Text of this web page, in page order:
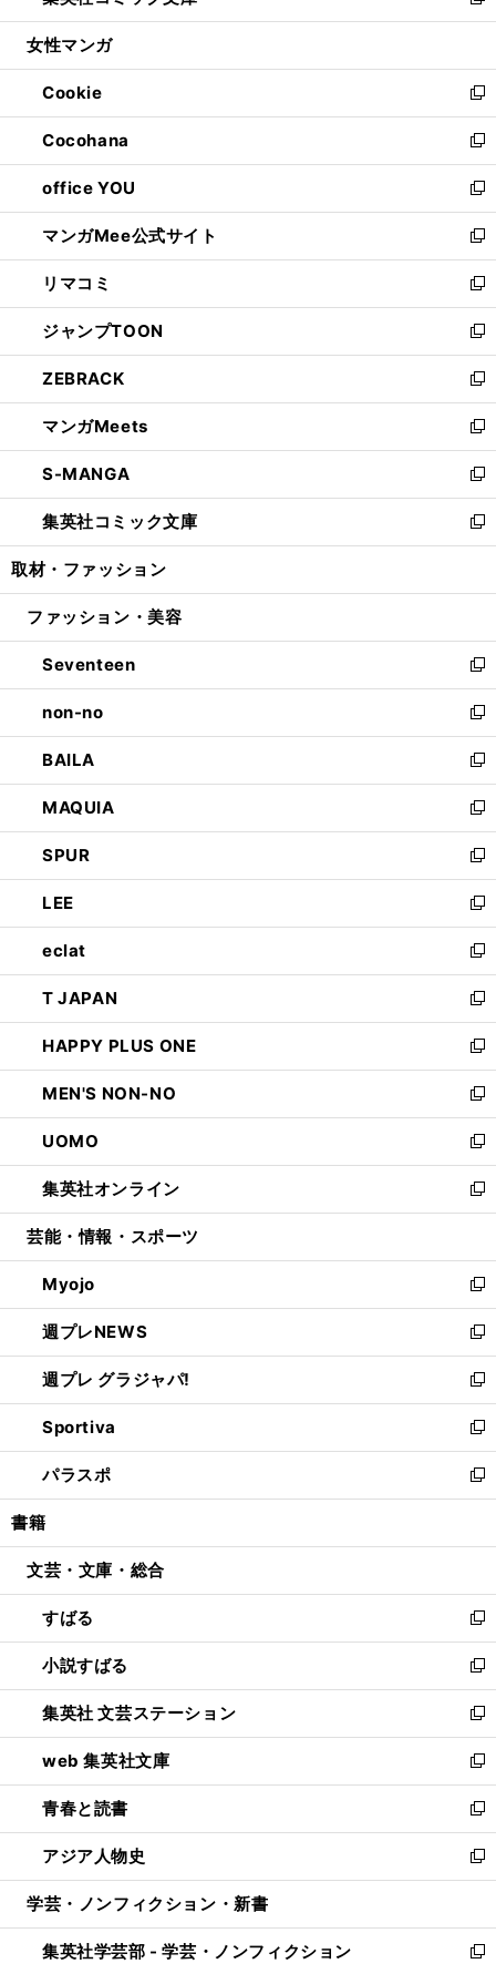
開
ウ
開
く
ン
ウ
で
開
く
ウ
ン
ド
ウ
で
開
く
し
ウ
ィ
ン
ド
ウ
で
開
く
女性マンガ
Cookie
新
し
い
ウ
ィ
ン
ド
ウ
で
開
く
Cocohana
新
し
い
ウ
ィ
ン
ド
ウ
で
開
く
office YOU
新
し
い
ウ
ィ
ン
ド
ウ
で
開
く
マンガMee公式サイト
新
し
い
ウ
ィ
ン
ド
ウ
で
開
く
リマコミ
新
し
い
ウ
ィ
ン
ド
ウ
で
開
く
ジャンプTOON
新
し
い
ウ
ィ
ン
ド
ウ
で
開
ZEBRACK
新
し
い
ウ
ィ
ン
ド
ウ
開
マンガMeets
新
し
い
ウ
ィ
ン
ウ
開
く
S-MANGA
新
し
い
ウ
ン
ウ
で
開
く
集英社コミック文庫
新
し
ウ
ン
ド
ウ
で
開
く
取材・ファッション
ファッション・美容
Seventeen
新
し
い
ウ
ィ
ン
ド
ウ
で
開
く
non-no
新
し
い
ウ
ィ
ン
ド
ウ
で
開
く
BAILA
新
し
い
ウ
ィ
ン
ド
ウ
で
開
く
MAQUIA
新
し
い
ウ
ィ
ン
ド
ウ
で
開
く
SPUR
新
し
い
ウ
ィ
ン
ド
ウ
で
開
く
LEE
新
し
い
ウ
ィ
ン
ド
ウ
で
開
く
eclat
新
し
い
ウ
ィ
ン
ド
ウ
で
開
く
T JAPAN
新
し
い
ウ
ィ
ン
ド
ウ
で
開
HAPPY PLUS ONE
新
し
い
ウ
ィ
ン
ド
ウ
開
く
MEN'S NON-NO
新
し
い
ウ
ィ
ン
ウ
で
開
く
UOMO
新
し
い
ウ
ン
ド
ウ
で
開
く
集英社オンライン
新
し
ウ
ィ
ン
ド
ウ
で
開
く
芸能・情報・スポーツ
Myojo
新
し
い
ウ
ィ
ン
ド
ウ
で
開
週プレNEWS
新
し
い
ウ
ィ
ン
ド
ウ
開
週プレ グラジャパ!
新
し
い
ウ
ィ
ン
ウ
開
く
Sportiva
新
し
い
ウ
ン
ウ
で
開
く
パラスポ
新
し
ウ
ン
ド
ウ
で
開
く
書籍
文芸・文庫・総合
すばる
新
し
い
ウ
ィ
ン
ド
ウ
で
開
く
小説すばる
新
し
い
ウ
ィ
ン
ド
ウ
で
開
集英社 文芸ステーション
新
し
い
ウ
ィ
ン
ド
ウ
開
く
web 集英社文庫
新
し
い
ウ
ィ
ン
ウ
で
青春と読書
新
し
い
ウ
ン
ド
アジア人物史
新
し
ウ
ィ
学芸・ノンフィクション・新書
集英社学芸部 - 学芸・ノンフィクション
新